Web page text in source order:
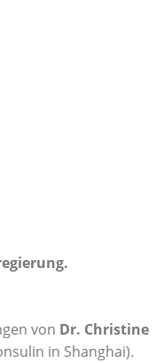
von Dr. Christine
in Shanghai).